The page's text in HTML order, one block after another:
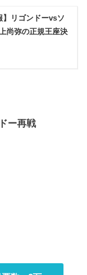
】リゴンドーvsソ
尚弥の正規王座決
ー再戦